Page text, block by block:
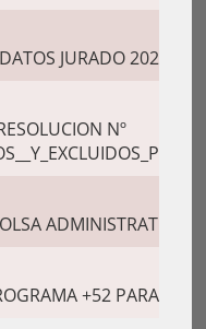
JURADO 2025-
Nº
ADMINISTRATIVO
+52 PARA EL